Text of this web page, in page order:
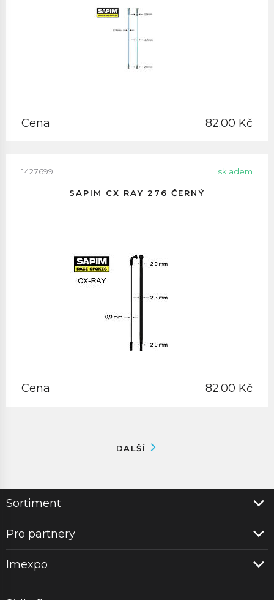
Cena 82.00 Kč
1427699 skladem
SAPIM CX RAY 276 ČERNÝ
Cena 82.00 Kč
DALŠÍ
Sortiment
Pro partnery
Imexpo